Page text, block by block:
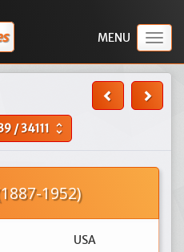
/34111 unfold_more
1952)
USA